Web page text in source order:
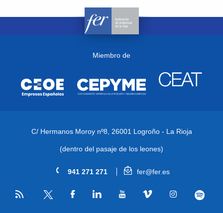
Miembro de
C/ Hermanos Moroy nº8, 26001 Logroño - La Rioja
(dentro del pasaje de los leones)
941 271 271 fer@fer.es
RSS